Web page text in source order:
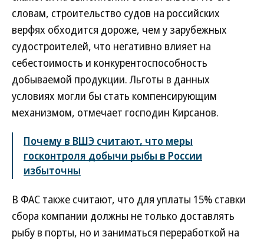
словам, строительство судов на российских
верфях обходится дороже, чем у зарубежных
судостроителей, что негативно влияет на
себестоимость и конкурентоспособность
добываемой продукции. Льготы в данных
условиях могли бы стать компенсирующим
механизмом, отмечает господин Кирсанов.
Почему в ВШЭ считают, что меры
госконтроля добычи рыбы в России
избыточны
В ФАС также считают, что для уплаты 15% ставки
сбора компании должны не только доставлять
рыбу в порты, но и заниматься переработкой на